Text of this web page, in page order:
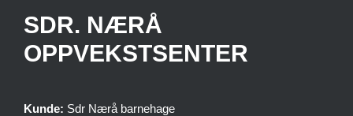
SDR. NÆRÅ
OPPVEKSTSENTER
Kunde: Sdr Nærå barnehage